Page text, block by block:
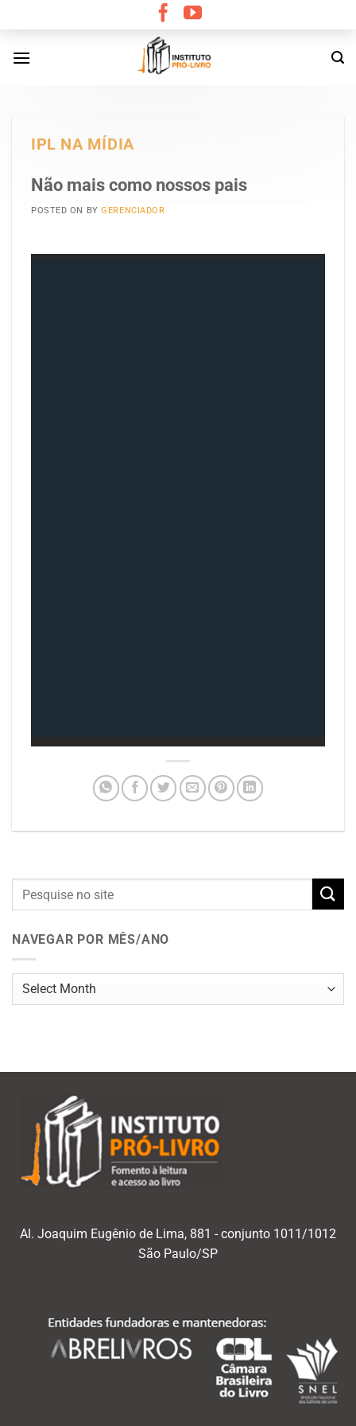
content
IPL NA MÍDIA
Não mais como nossos pais
POSTED ON BYGERENCIADOR
NAVEGAR POR MÊS/ANO
Navegar
Al. Joaquim Eugênio de Lima, 881 - conjunto 1011/1012
São Paulo/SP